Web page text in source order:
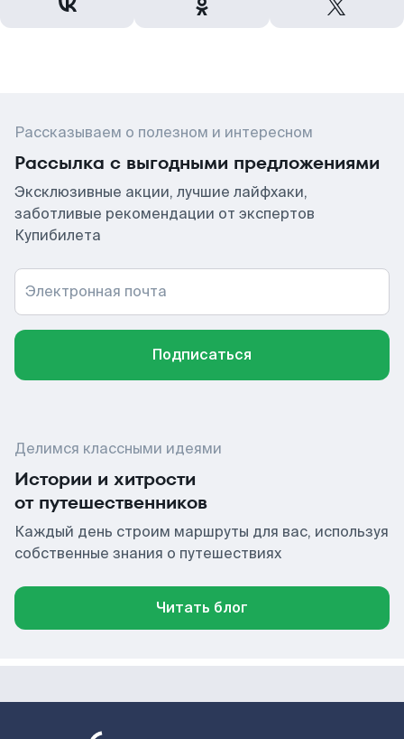
Рассказываем о полезном и интересном
Рассылка с выгодными предложениями
Эксклюзивные акции, лучшие лайфхаки,
заботливые рекомендации от экспертов
Купибилета
Электронная почта
Подписаться
Делимся классными идеями
Истории и хитрости
от путешественников
Каждый день строим маршруты для вас, используя
собственные знания о путешествиях
Читать блог